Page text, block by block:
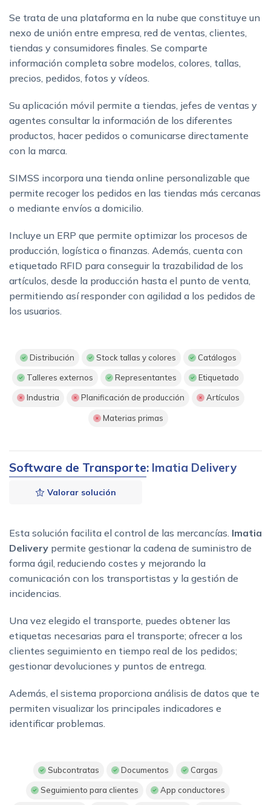
Se trata de una plataforma en la nube que constituye un
nexo de unión entre empresa, red de ventas, clientes,
tiendas y consumidores finales. Se comparte
información completa sobre modelos, colores, tallas,
precios, pedidos, fotos y vídeos.
Su aplicación móvil permite a tiendas, jefes de ventas y
agentes consultar la información de los diferentes
productos, hacer pedidos o comunicarse directamente
con la marca.
SIMSS incorpora una tienda online personalizable que
permite recoger los pedidos en las tiendas más cercanas
o mediante envíos a domicilio.
Incluye un ERP que permite optimizar los procesos de
producción, logística o finanzas. Además, cuenta con
etiquetado RFID para conseguir la trazabilidad de los
artículos, desde la producción hasta el punto de venta,
permitiendo así responder con agilidad a los pedidos de
los usuarios.
Distribución Stock tallas y colores Catálogos
Talleres externos Representantes Etiquetado
Industria Planificación de producción Artículos
Materias primas
Software de Transporte: Imatia Delivery
Valorar solución
Esta solución facilita el control de las mercancías. Imatia
Delivery permite gestionar la cadena de suministro de
forma ágil, reduciendo costes y mejorando la
comunicación con los transportistas y la gestión de
incidencias.
Una vez elegido el transporte, puedes obtener las
etiquetas necesarias para el transporte; ofrecer a los
clientes seguimiento en tiempo real de los pedidos;
gestionar devoluciones y puntos de entrega.
Además, el sistema proporciona análisis de datos que te
permiten visualizar los principales indicadores e
identificar problemas.
Subcontratas Documentos Cargas
Seguimiento para clientes App conductores